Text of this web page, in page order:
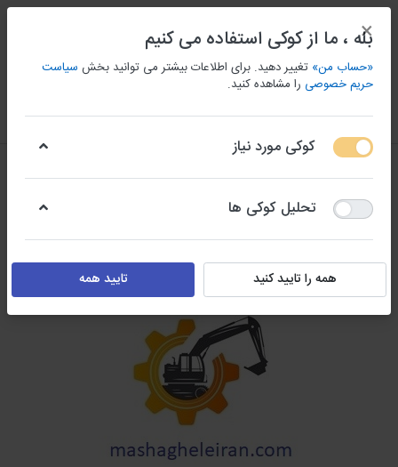
منو ورود/ثبت نام مقايسه كردن علاقه مندی سبد
×
بله ، ما از کوکی استفاده می کنیم
«حساب من» تغییر دهید. برای اطلاعات بیشتر می توانید بخش سیاست
حریم خصوصی را مشاهده کنید.
کوکی مورد نیاز
تحلیل کوکی ها
همه را تایید کنید تایید همه